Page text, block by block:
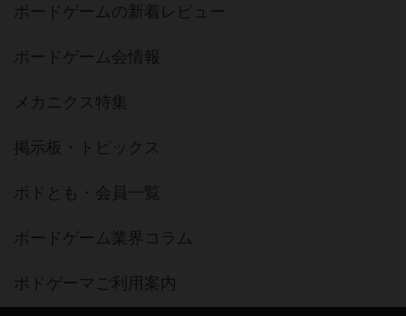
ボードゲームの新着レビュー
ボードゲーム会情報
メカニクス特集
掲示板・トピックス
ボドとも・会員一覧
ボードゲーム業界コラム
ボドゲーマご利用案内